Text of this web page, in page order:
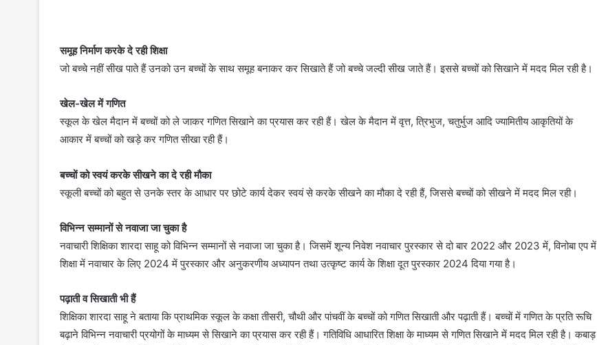
समूह निर्माण करके दे रही शिक्षा
जो बच्चे नहीं सीख पाते हैं उनको उन बच्चों के साथ समूह बनाकर कर सिखाते हैं जो बच्चे जल्दी सीख जाते हैं। इससे बच्चों को सिखाने में मदद मिल रही है।
खेल-खेल में गणित
स्कूल के खेल मैदान में बच्चों को ले जाकर गणित सिखाने का प्रयास कर रही हैं। खेल के मैदान में वृत्त, त्रिभुज, चतुर्भुज आदि ज्यामितीय आकृतियों के
आकार में बच्चों को खड़े कर गणित सीखा रही हैं।
बच्चों को स्वयं करके सीखने का दे रही मौका
स्कूली बच्चों को बहुत से उनके स्तर के आधार पर छोटे कार्य देकर स्वयं से करके सीखने का मौका दे रही हैं, जिससे बच्चों को सीखने में मदद मिल रही।
विभिन्न सम्मानों से नवाजा जा चुका है
नवाचारी शिक्षिका शारदा साहू को विभिन्न सम्मानों से नवाजा जा चुका है। जिसमें शून्य निवेश नवाचार पुरस्कार से दो बार 2022 और 2023 में, विनोबा एप में
शिक्षा में नवाचार के लिए 2024 में पुरस्कार और अनुकरणीय अध्यापन तथा उत्कृष्ट कार्य के शिक्षा दूत पुरस्कार 2024 दिया गया है।
पढ़ाती व सिखाती भी हैं
शिक्षिका शारदा साहू ने बताया कि प्राथमिक स्कूल के कक्षा तीसरी, चौथी और पांचवीं के बच्चों को गणित सिखाती और पढ़ाती हैं। बच्चों में गणित के प्रति रूचि
बढ़ाने विभिन्न नवाचारी प्रयोगों के माध्यम से सिखाने का प्रयास कर रही हैं। गतिविधि आधारित शिक्षा के माध्यम से गणित सिखाने में मदद मिल रही है। कबाड़